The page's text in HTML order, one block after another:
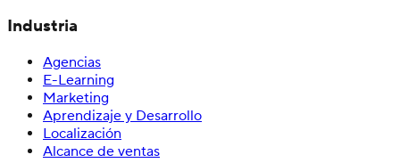
Industria
Agencias
E-Learning
Marketing
Aprendizaje y Desarrollo
Localización
Alcance de ventas